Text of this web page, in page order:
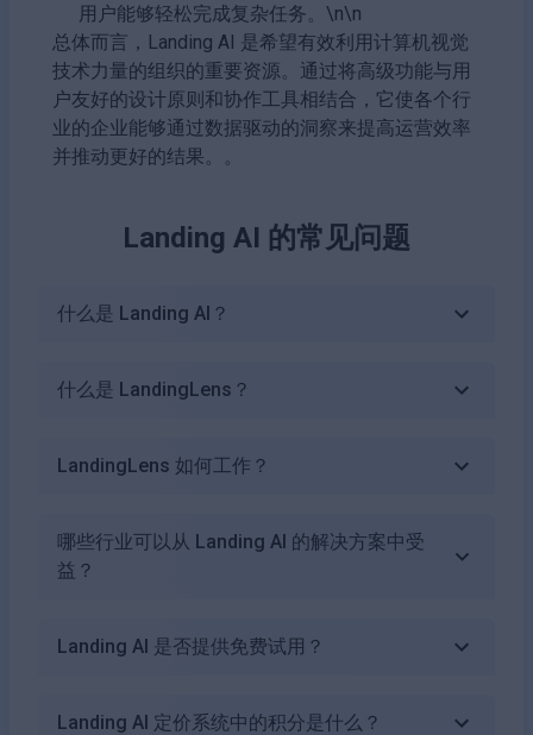
用户能够轻松完成复杂任务。\n\n
总体而言，Landing AI 是希望有效利用计算机视觉
技术力量的组织的重要资源。通过将高级功能与用
户友好的设计原则和协作工具相结合，它使各个行
业的企业能够通过数据驱动的洞察来提高运营效率
并推动更好的结果。。
Landing AI 的常见问题
什么是 Landing AI？
什么是 LandingLens？
LandingLens 如何工作？
哪些行业可以从 Landing AI 的解决方案中受
益？
Landing AI 是否提供免费试用？
Landing AI 定价系统中的积分是什么？